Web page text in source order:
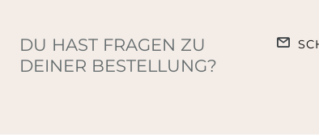
DU HAST FRAGEN ZU
DEINER BESTELLUNG?